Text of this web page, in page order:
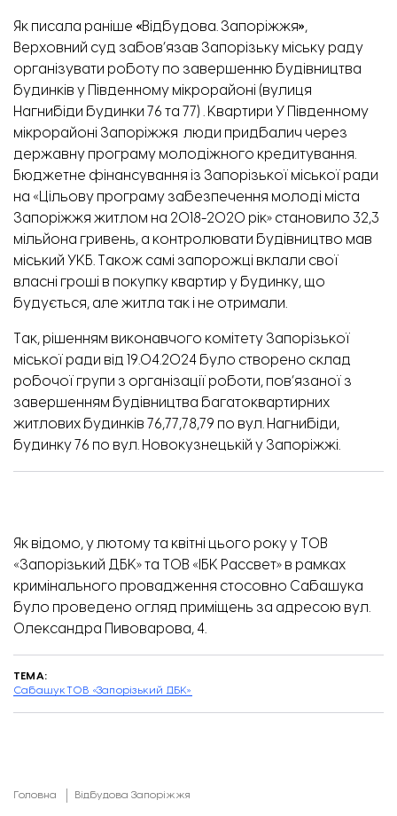
Як писала раніше «Відбудова. Запоріжжя»,
Верховний суд забов’язав Запорізьку міську раду
організувати роботу по завершенню будівництва
будинків у Південному мікрорайоні (вулиця
Нагнибіди будинки 76 та 77) . Квартири У Південному
мікрорайоні Запоріжжя люди придбалич через
державну програму молодіжного кредитування.
Бюджетне фінансування із Запорізької міської ради
на «Цільову програму забезпечення молоді міста
Запоріжжя житлом на 2018-2020 рік» становило 32,3
мільйона гривень, а контролювати будівництво мав
міський УКБ. Також самі запорожці вклали свої
власні гроші в покупку квартир у будинку, що
будується, але житла так і не отримали.
Так, рішенням виконавчого комітету Запорізької
міської ради від 19.04.2024 було створено склад
робочої групи з організації роботи, пов’язаної з
завершенням будівництва багатоквартирних
житлових будинків 76,77,78,79 по вул. Нагнибіди,
будинку 76 по вул. Новокузнецькій у Запоріжжі.
Як відомо,у лютому та квітні цього року у ТОВ
«Запорізький ДБК» та ТОВ «ІБК Рассвет» в рамках
кримінального провадження стосовно Сабашука
було проведено огляд приміщень за адресою вул.
Олександра Пивоварова, 4.
ТЕМА:
СабашукТОВ «Запорізький ДБК»
Головна Відбудова Запоріжжя